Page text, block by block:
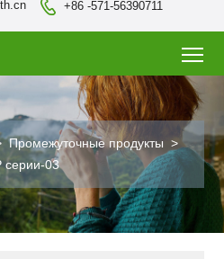
 +86 -571-56390711
Промежуточные продукты >
серии-03